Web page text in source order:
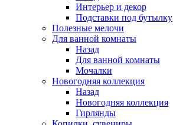
Интерьер и декор
Подставки под бутылку
Полезные мелочи
Для ванной комнаты
Назад
Для ванной комнаты
Мочалки
Новогодняя коллекция
Назад
Новогодняя коллекция
Гирлянды